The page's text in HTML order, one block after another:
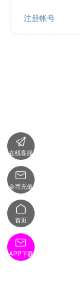
注册帐号

在线客服

金币充值

首页

APP下载